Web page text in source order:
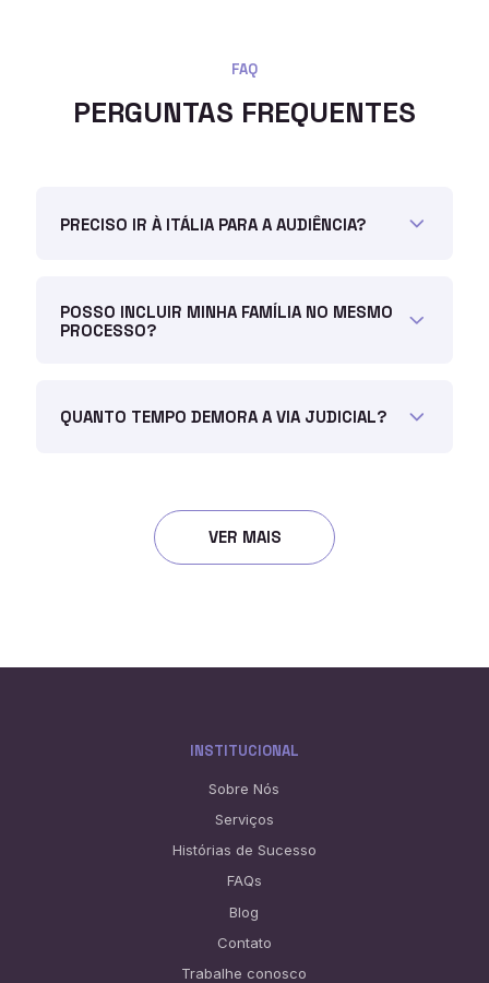
FAQ
PERGUNTAS FREQUENTES
PRECISO IR À ITÁLIA PARA A AUDIÊNCIA?
POSSO INCLUIR MINHA FAMÍLIA NO MESMO
PROCESSO?
QUANTO TEMPO DEMORA A VIA JUDICIAL?
VER MAIS
INSTITUCIONAL
Sobre Nós
Serviços
Histórias de Sucesso
FAQs
Blog
Contato
Trabalhe conosco